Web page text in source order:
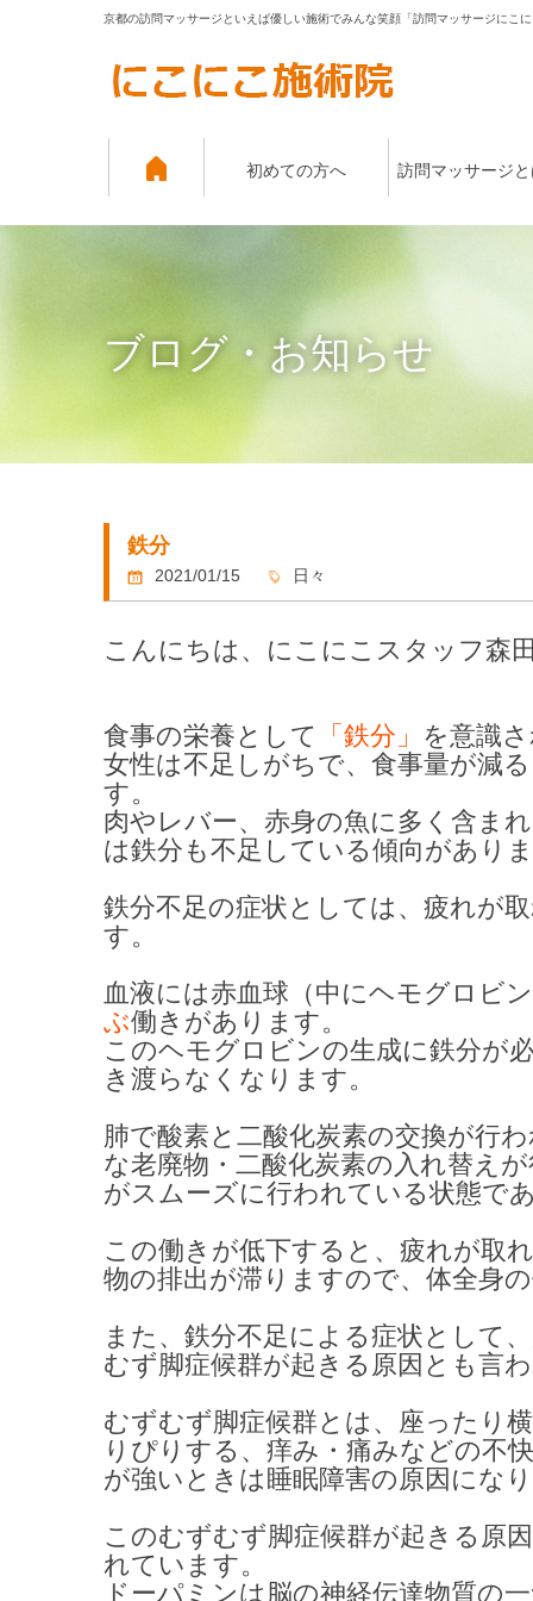
京都の訪問マッサージといえば優しい施術でみんな笑顔「訪問マッサージにこ
初めての方へ 訪問マッサージ
ブログ・お知らせ
鉄分
2021/01/15 日々
こんにちは、にこにこスタッフ森
食事の栄養として 「鉄分」 を意識
女性は不足しがちで、食事量が減
す。
肉やレバー、赤身の魚に多く含ま
は鉄分も不足している傾向があり
鉄分不足の症状としては、疲れが
す。
血液には赤血球（中にヘモグロビ
ぶ働きがあります。
このヘモグロビンの生成に鉄分が
き渡らなくなります。
肺で酸素と二酸化炭素の交換が行
な老廃物・二酸化炭素の入れ替え
がスムーズに行われている状態で
この働きが低下すると、疲れが取
物の排出が滞りますので、体全身
また、鉄分不足による症状として
むず脚症候群が起きる原因とも言
むずむず脚症候群とは、座ったり
りぴりする、痒み・痛みなどの不
が強いときは睡眠障害の原因にな
このむずむず脚症候群が起きる原
れています。
ドーパミンは脳の神経伝達物質の